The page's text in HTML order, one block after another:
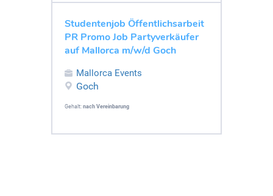
Studentenjob Öffentlichsarbeit
PR Promo Job Partyverkäufer
auf Mallorca m/w/d Goch
Mallorca Events
Goch
Gehalt: nach Vereinbarung